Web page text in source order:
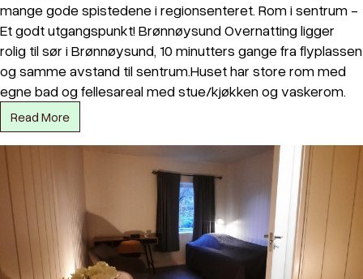
mange gode spistedene i regionsenteret. Rom i sentrum -
Et godt utgangspunkt! Brønnøysund Overnatting ligger
rolig til sør i Brønnøysund, 10 minutters gange fra flyplassen
og samme avstand til sentrum.Huset har store rom med
egne bad og fellesareal med stue/kjøkken og vaskerom.
Read More